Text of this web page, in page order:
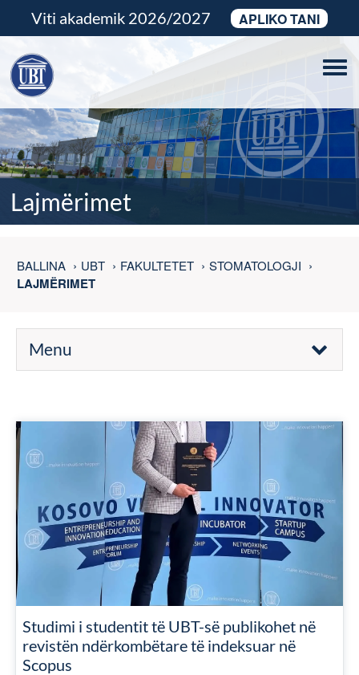
Viti akademik 2026/2027 APLIKO TANI
Lajmërimet
BALLINA UBT FAKULTETET STOMATOLOGJI
LAJMËRIMET
Menu
Studimi i studentit të UBT-së publikohet në
revistën ndërkombëtare të indeksuar në
Scopus